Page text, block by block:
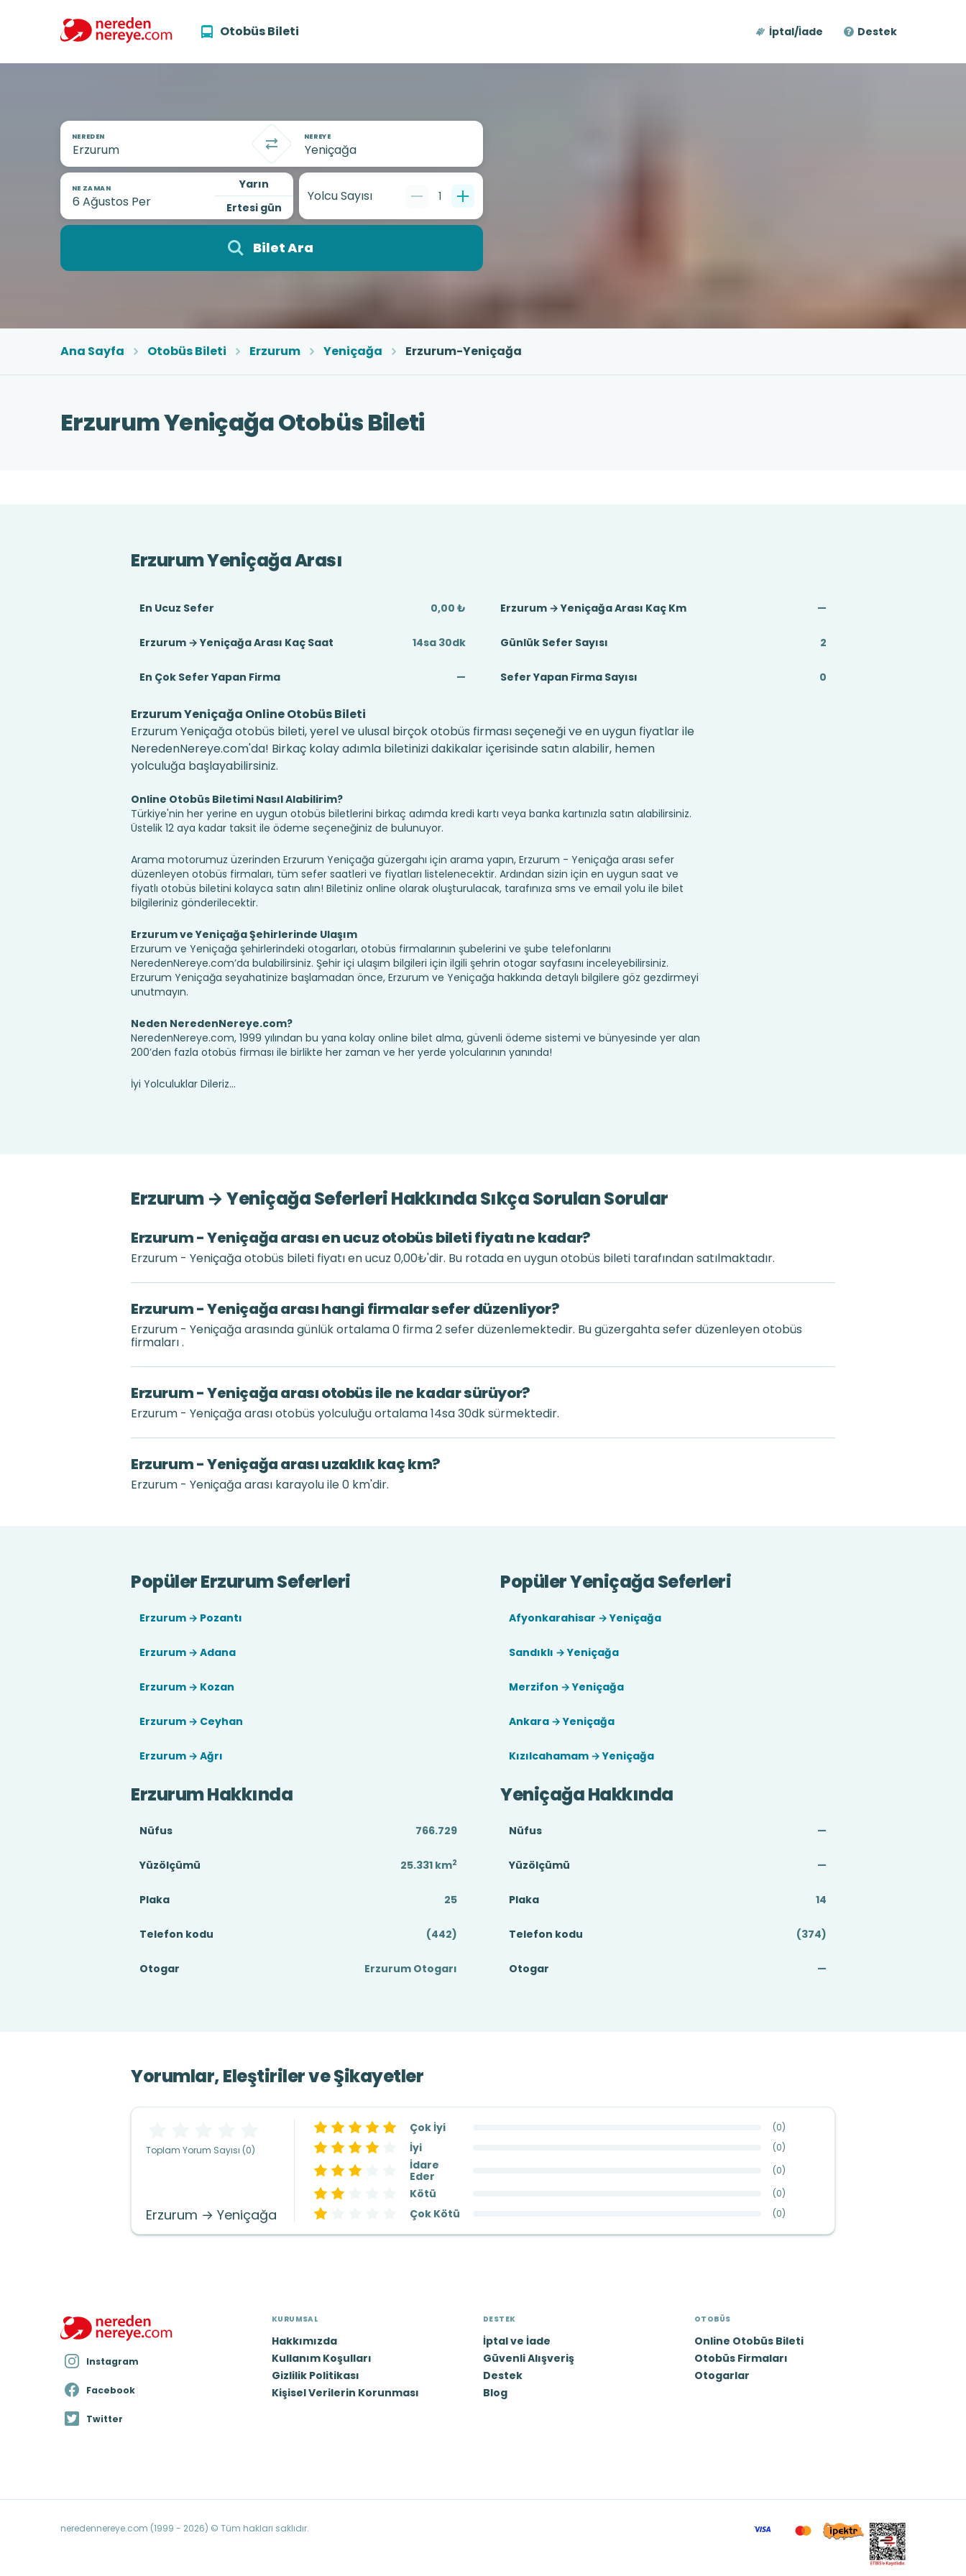
Otobüs Bileti İptal/İade Destek
NEREDEN NEREYE
NE ZAMAN
Yarın
Ertesi gün
Yolcu Sayısı 1
Bilet Ara
Ana Sayfa Otobüs Bileti Erzurum Yeniçağa Erzurum-Yeniçağa
Erzurum Yeniçağa Otobüs Bileti
Erzurum Yeniçağa Arası
En Ucuz Sefer 0,00 ₺ Erzurum → Yeniçağa Arası Kaç Km —
Erzurum → Yeniçağa Arası Kaç Saat 14sa 30dk Günlük Sefer Sayısı 2
En Çok Sefer Yapan Firma — Sefer Yapan Firma Sayısı 0
Erzurum Yeniçağa Online Otobüs Bileti
Erzurum Yeniçağa otobüs bileti, yerel ve ulusal birçok otobüs firması seçeneği ve en uygun fiyatlar ile
NeredenNereye.com'da! Birkaç kolay adımla biletinizi dakikalar içerisinde satın alabilir, hemen
yolculuğa başlayabilirsiniz.
Online Otobüs Biletimi Nasıl Alabilirim?
Türkiye'nin her yerine en uygun otobüs biletlerini birkaç adımda kredi kartı veya banka kartınızla satın alabilirsiniz.
Üstelik 12 aya kadar taksit ile ödeme seçeneğiniz de bulunuyor.
Arama motorumuz üzerinden Erzurum Yeniçağa güzergahı için arama yapın, Erzurum - Yeniçağa arası sefer
düzenleyen otobüs firmaları, tüm sefer saatleri ve fiyatları listelenecektir. Ardından sizin için en uygun saat ve
fiyatlı otobüs biletini kolayca satın alın! Biletiniz online olarak oluşturulacak, tarafınıza sms ve email yolu ile bilet
bilgileriniz gönderilecektir.
Erzurum ve Yeniçağa Şehirlerinde Ulaşım
Erzurum ve Yeniçağa şehirlerindeki otogarları, otobüs firmalarının şubelerini ve şube telefonlarını
NeredenNereye.com’da bulabilirsiniz. Şehir içi ulaşım bilgileri için ilgili şehrin otogar sayfasını inceleyebilirsiniz.
Erzurum Yeniçağa seyahatinize başlamadan önce, Erzurum ve Yeniçağa hakkında detaylı bilgilere göz gezdirmeyi
unutmayın.
Neden NeredenNereye.com?
NeredenNereye.com, 1999 yılından bu yana kolay online bilet alma, güvenli ödeme sistemi ve bünyesinde yer alan
200’den fazla otobüs firması ile birlikte her zaman ve her yerde yolcularının yanında!
İyi Yolculuklar Dileriz...
Erzurum → Yeniçağa Seferleri Hakkında Sıkça Sorulan Sorular
Erzurum - Yeniçağa arası en ucuz otobüs bileti fiyatı ne kadar?
Erzurum - Yeniçağa otobüs bileti fiyatı en ucuz 0,00₺'dir. Bu rotada en uygun otobüs bileti tarafından satılmaktadır.
Erzurum - Yeniçağa arası hangi firmalar sefer düzenliyor?
Erzurum - Yeniçağa arasında günlük ortalama 0 firma 2 sefer düzenlemektedir. Bu güzergahta sefer düzenleyen otobüs
firmaları .
Erzurum - Yeniçağa arası otobüs ile ne kadar sürüyor?
Erzurum - Yeniçağa arası otobüs yolculuğu ortalama 14sa 30dk sürmektedir.
Erzurum - Yeniçağa arası uzaklık kaç km?
Erzurum - Yeniçağa arası karayolu ile 0 km'dir.
Popüler Erzurum Seferleri
Erzurum → Pozantı
Erzurum → Adana
Erzurum → Kozan
Erzurum → Ceyhan
Erzurum → Ağrı
Popüler Yeniçağa Seferleri
Afyonkarahisar → Yeniçağa
Sandıklı → Yeniçağa
Merzifon → Yeniçağa
Ankara → Yeniçağa
Kızılcahamam → Yeniçağa
Erzurum Hakkında
Nüfus 766.729
Yüzölçümü 25.331 km2
Plaka 25
Telefon kodu (442)
Otogar Erzurum Otogarı
Yeniçağa Hakkında
Nüfus —
Yüzölçümü —
Plaka 14
Telefon kodu (374)
Otogar —
Yorumlar, Eleştiriler ve Şikayetler
Toplam Yorum Sayısı (0)
Erzurum → Yeniçağa
Çok İyi (0)
İyi (0)
İdare
Eder
(0)
Kötü (0)
Çok Kötü (0)
Instagram
Facebook
Twitter
KURUMSAL
Hakkımızda
Kullanım Koşulları
Gizlilik Politikası
Kişisel Verilerin Korunması
DESTEK
İptal ve İade
Güvenli Alışveriş
Destek
Blog
OTOBÜS
Online Otobüs Bileti
Otobüs Firmaları
Otogarlar
neredennereye.com (1999 - 2026) © Tüm hakları saklıdır.